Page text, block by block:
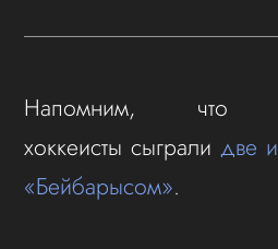
Напомним, что
хоккеисты сыгралидве
«Бейбарысом».